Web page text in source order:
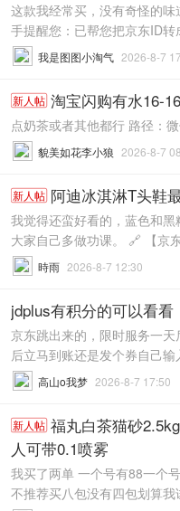
这款我经常买，没有奇怪的
手提醒您：已帮您把京东ID
我是图图小淘气 2026-8-7
新人帖 淘宝闪购有水16-
点奶茶或者其他都行 路径：
貌美如花李小狼 2026-8-7
新人帖 阿迪冰淇淋T头鞋
我觉得还蛮好看的，蓝色和
大家自己多做功课。 🔗 【京
時雨 2026-8-7 12:30
jdplus有积分的可以看看
京东跳出来的，限时服务一
后立马到账还是发个券自己
高山o我梦 2026-8-7 17:50
新人帖 福丸白茶猫砂
人可带0.1喷雾
我买了两单 一个号有88一个
不推荐买八包没有四包划算我